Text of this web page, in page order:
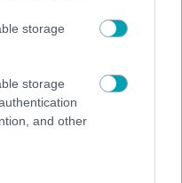
storage
storage
and other